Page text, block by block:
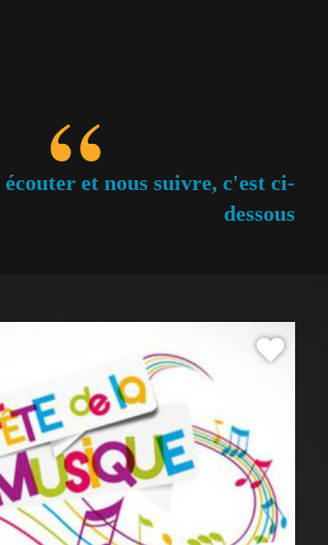
et nous suivre, c'est ci-
dessous